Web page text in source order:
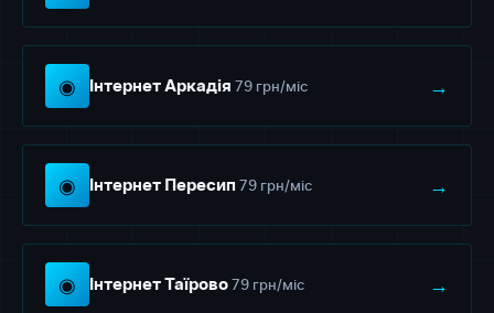
◉ Інтернет Аркадія 79 грн/міс →
◉ Інтернет Пересип 79 грн/міс →
◉ Інтернет Таїрово 79 грн/міс →